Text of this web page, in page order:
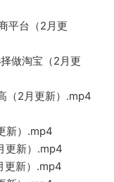
平台（2月更
做淘宝（2月更
（2月更新）.mp4
新）.mp4
更新）.mp4
更新）.mp4